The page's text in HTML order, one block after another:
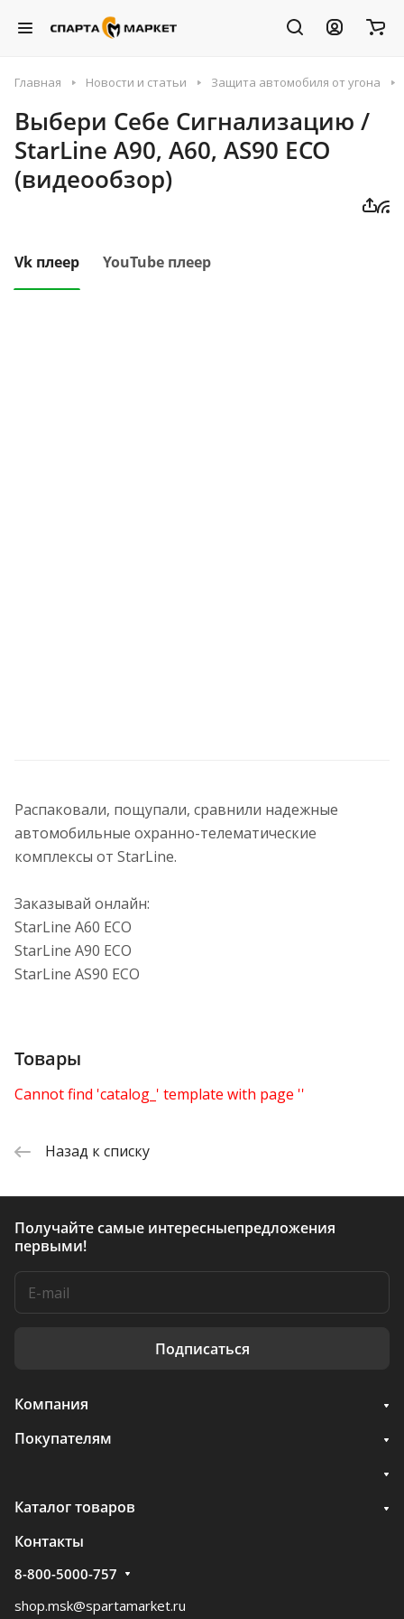
Главная Новости и статьи Защита автомобиля от угона
Выбери Себе Сигнализацию /
StarLine A90, A60, AS90 ECO
(видеообзор)
Vk плеер YouTube плеер
Распаковали, пощупали, сравнили надежные
автомобильные охранно-телематические
комплексы от StarLine.
Заказывай онлайн:
StarLine A60 ECO
StarLine A90 ECO
StarLine AS90 ECO
Товары
Cannot find 'catalog_' template with page ''
Назад к списку
Получайте самые интересныепредложения
первыми!
Подписаться
Компания
Покупателям
Каталог товаров
Контакты
8-800-5000-757
shop.msk@spartamarket.ru